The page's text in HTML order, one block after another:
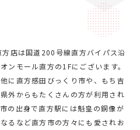
店は国道200号線直方バイパス沿
ンモール直方の1Fにございます。
に直方感田びっくり市や、もち吉
外からもたくさんの方が利用され
の出身で直方駅には魁皇の銅像が
るなど直方市の方々にも愛されお